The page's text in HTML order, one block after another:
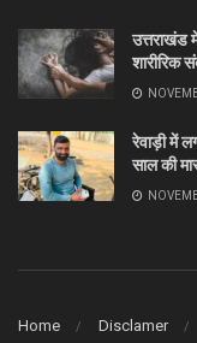
उत्तराखंड
शारीरिक
रेवाड़ी में
साल की
Home Disclamer